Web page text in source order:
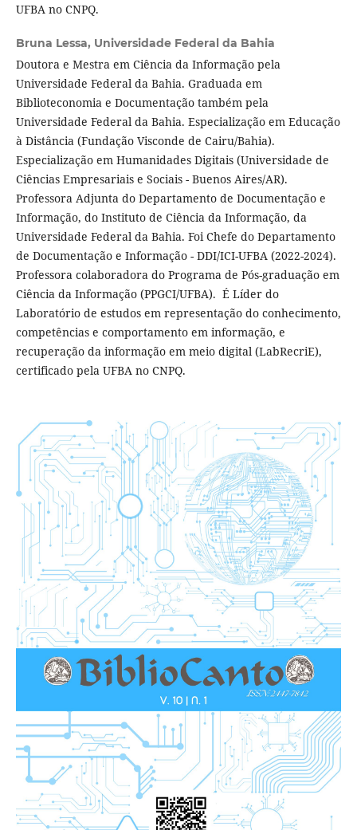
UFBA no CNPQ.
Bruna Lessa, Universidade Federal da Bahia
Doutora e Mestra em Ciência da Informação pela
Universidade Federal da Bahia. Graduada em
Biblioteconomia e Documentação também pela
Universidade Federal da Bahia. Especialização em Educação
à Distância (Fundação Visconde de Cairu/Bahia).
Especialização em Humanidades Digitais (Universidade de
Ciências Empresariais e Sociais - Buenos Aires/AR).
Professora Adjunta do Departamento de Documentação e
Informação, do Instituto de Ciência da Informação, da
Universidade Federal da Bahia. Foi Chefe do Departamento
de Documentação e Informação - DDI/ICI-UFBA (2022-2024).
Professora colaboradora do Programa de Pós-graduação em
Ciência da Informação (PPGCI/UFBA). É Líder do
Laboratório de estudos em representação do conhecimento,
competências e comportamento em informação, e
recuperação da informação em meio digital (LabRecriE),
certificado pela UFBA no CNPQ.